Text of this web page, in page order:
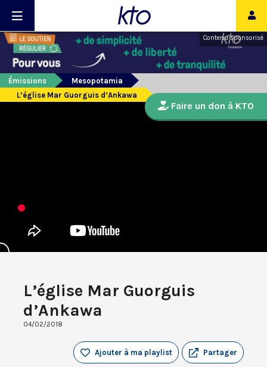
Contenu sponsorisé
Émissions
Mesopotamia
L’église Mar Guorguis d’Ankawa
L’église Mar Guorguis
d’Ankawa
04/02/2018
Partager
Ajouter à ma playlist
Faire un don à KTO